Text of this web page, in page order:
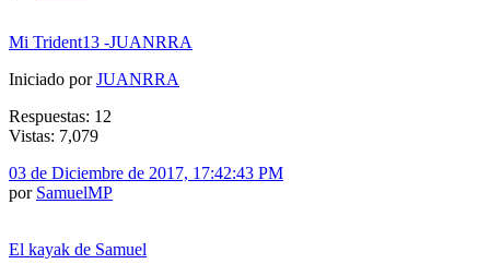
Mi Trident13 -JUANRRA
Iniciado porJUANRRA
Respuestas: 12
Vistas: 7,079
03 de Diciembre de 2017, 17:42:43 PM
por SamuelMP
El kayak de Samuel